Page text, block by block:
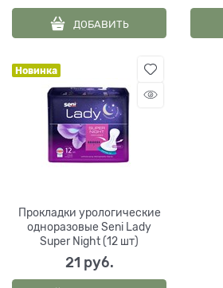
ДОБАВИТЬ
Новинка
Прокладки урологические
одноразовые Seni Lady
Super Night (12 шт)
21 руб.